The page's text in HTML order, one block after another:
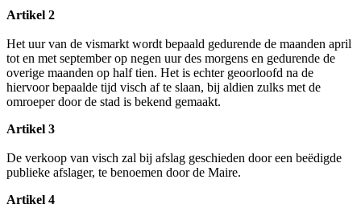
Artikel 2
Het uur van de vismarkt wordt bepaald gedurende de maanden april
tot en met september op negen uur des morgens en gedurende de
overige maanden op half tien. Het is echter geoorloofd na de
hiervoor bepaalde tijd visch af te slaan, bij aldien zulks met de
omroeper door de stad is bekend gemaakt.
Artikel 3
De verkoop van visch zal bij afslag geschieden door een beëdigde
publieke afslager, te benoemen door de Maire.
Artikel 4